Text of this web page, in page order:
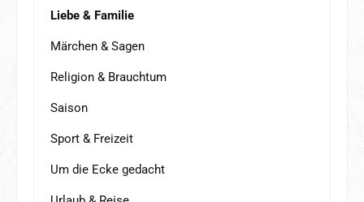
Liebe & Familie
Märchen & Sagen
Religion & Brauchtum
Saison
Sport & Freizeit
Um die Ecke gedacht